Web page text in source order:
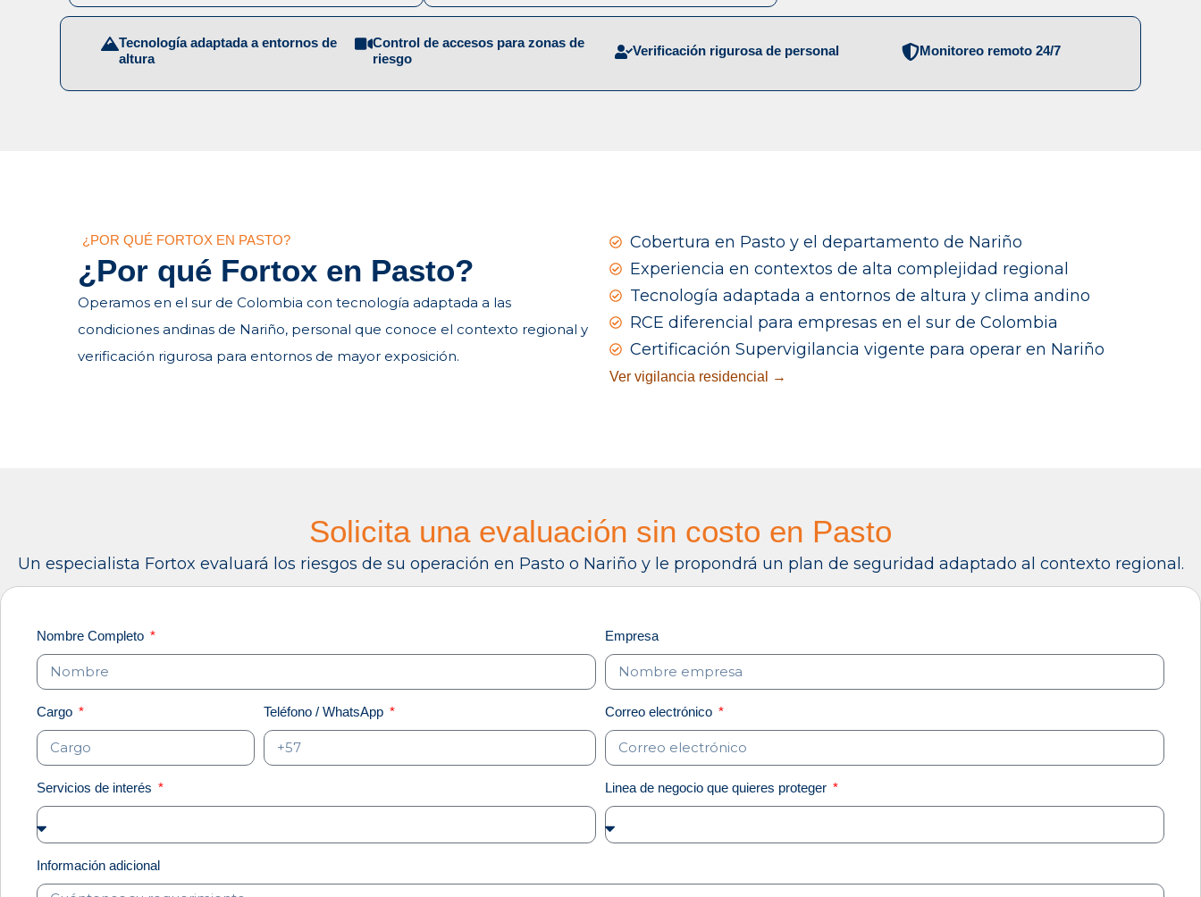
Tecnología adaptada a entornos de
altura
Control de accesos para zonas de
riesgo
Verificación rigurosa de personal Monitoreo remoto 24/7
¿POR QUÉ FORTOX EN PASTO?
¿Por qué Fortox en Pasto?
Operamos en el sur de Colombia con tecnología adaptada a las
condiciones andinas de Nariño, personal que conoce el contexto regional y
verificación rigurosa para entornos de mayor exposición.
Cobertura en Pasto y el departamento de Nariño
Experiencia en contextos de alta complejidad regional
Tecnología adaptada a entornos de altura y clima andino
RCE diferencial para empresas en el sur de Colombia
Certificación Supervigilancia vigente para operar en Nariño
Ver vigilancia residencial →
Solicita una evaluación sin costo en Pasto
Un especialista Fortox evaluará los riesgos de su operación en Pasto o Nariño y le propondrá un plan de seguridad adaptado al contexto regional.
Nombre Completo Empresa
Cargo Teléfono / WhatsApp Correo electrónico
Servicios de interés Linea de negocio que quieres proteger
Información adicional